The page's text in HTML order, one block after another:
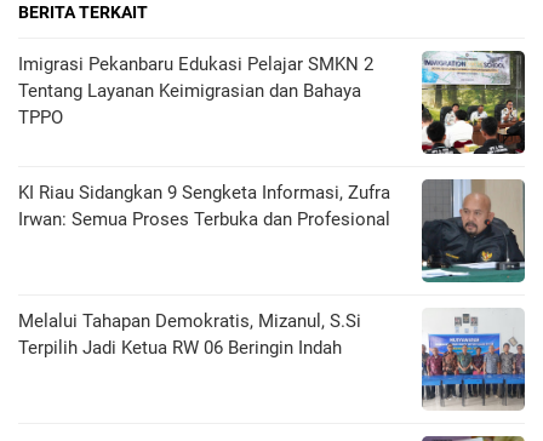
BERITA TERKAIT
Imigrasi Pekanbaru Edukasi Pelajar SMKN 2
Tentang Layanan Keimigrasian dan Bahaya
TPPO
KI Riau Sidangkan 9 Sengketa Informasi, Zufra
Irwan: Semua Proses Terbuka dan Profesional
Melalui Tahapan Demokratis, Mizanul, S.Si
Terpilih Jadi Ketua RW 06 Beringin Indah